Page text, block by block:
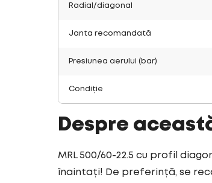
Radial/diagonal
Janta recomandată
Presiunea aerului (bar)
Condiție
Despre
MRL 500/60-22.5 cu profil
înaintați! De preferință, se